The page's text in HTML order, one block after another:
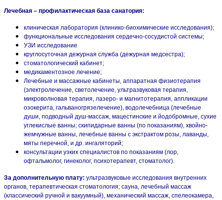
Лечебная – профилактическая база санатория:
клиническая лаборатория (клинико-биохимические исследования);
функциональные исследования сердечно-сосудистой системы;
УЗИ исследование
круглосуточная дежурная служба (дежурная медсестра);
стоматологический кабинет;
медикаментозное лечение;
Лечебные и массажные кабинеты, аппаратная физиотерапия
(электролечение, светолечение, ультразвуковая терапия,
микроволновая терапия, лазеро- и магнитотерапия, аппликации
озокерита, гальваногрязелечение), водолечебница (лечебные
души, подводный душ-массаж, мацестинские и йодобромные, сухие
углекислые ванны; скипидарные ванны (по показаниям), хвойно-
жемчужные ванны, лечебные ванны с экстрактом розы, лаванды,
мяты перечной, и др. ингаляторий;
консультации узких специалистов по показаниям (лор,
офтальмолог, гинеколог, психотерапевт, стоматолог).
За дополнительную плату: ультразвуковые исследования внутренних
органов, терапевтическая стоматология; сауна, лечебный массаж
(классический ручной и вакуумный), механический массаж, спелеокамера,